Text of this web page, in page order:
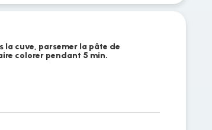
la cuve, parsemer la pâte de
colorer pendant 5 min.